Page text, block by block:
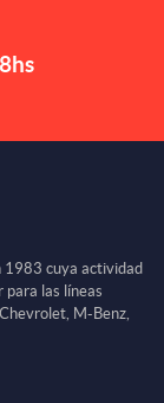
1983 cuya actividad
para las líneas
M-Benz,